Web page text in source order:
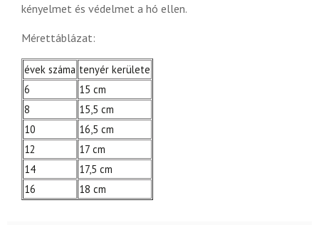
kényelmet és védelmet a hó ellen.
Mérettáblázat:
évek száma tenyér kerülete
6
15 cm
8
15,5 cm
10
16,5 cm
12
17 cm
14
17,5 cm
16
18 cm